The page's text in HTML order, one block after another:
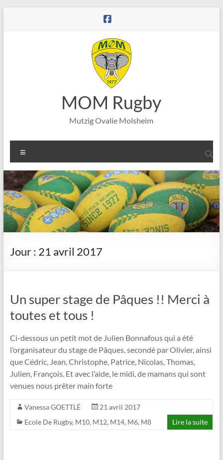
MOM Rugby
Mutzig Ovalie Molsheim
Jour : 21 avril 2017
Un super stage de Pâques !! Merci à
toutes et tous !
Ci-dessous un petit mot de Julien Bonnafous qui a été
l’organisateur du stage de Pâques, secondé par Olivier, ainsi
que Cédric, Jean, Christophe, Patrice, Nicolas, Thomas,
Julien, François. Et avec l’aide, le midi, de mamans qui sont
venues nous prêter main forte
Vanessa GOETTLÉ
21 avril 2017
Ecole De Rugby, M10, M12, M14, M6, M8 Lire la suite